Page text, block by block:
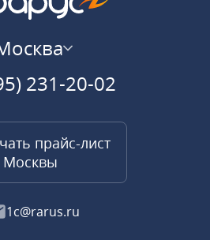
231-20-02
прайс-лист
Москвы
1c@rarus.ru